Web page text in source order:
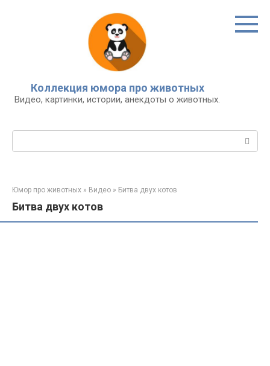
Коллекция юмора про животных
Видео, картинки, истории, анекдоты о животных.
Юмор про животных » Видео » Битва двух котов
Битва двух котов